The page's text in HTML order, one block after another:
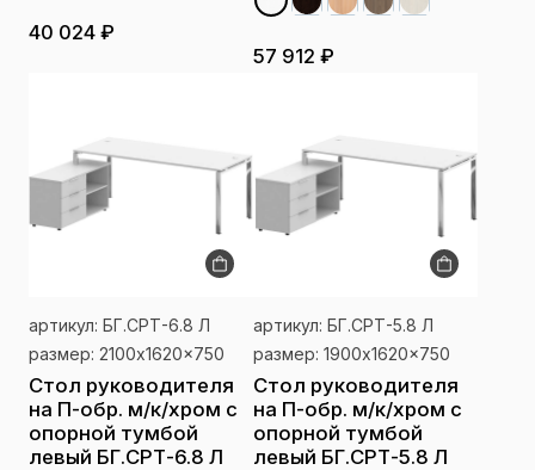
40 024 ₽
57 912 ₽
артикул: БГ.СРТ-6.8 Л
размер: 2100x1620x750
Стол руководителя
на П-обр. м/к/хром с
опорной тумбой
левый БГ.СРТ-6.8 Л
артикул: БГ.СРТ-5.8 Л
размер: 1900x1620x750
Стол руководителя
на П-обр. м/к/хром с
опорной тумбой
левый БГ.СРТ-5.8 Л